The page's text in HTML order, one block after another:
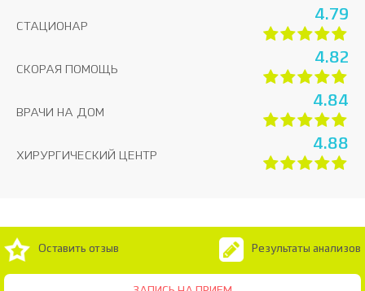
СТАЦИОНАР
4.79
СКОРАЯ ПОМОЩЬ
4.82
ВРАЧИ НА ДОМ
4.84
ХИРУРГИЧЕСКИЙ ЦЕНТР
4.88
Оставить отзыв Результаты анализов